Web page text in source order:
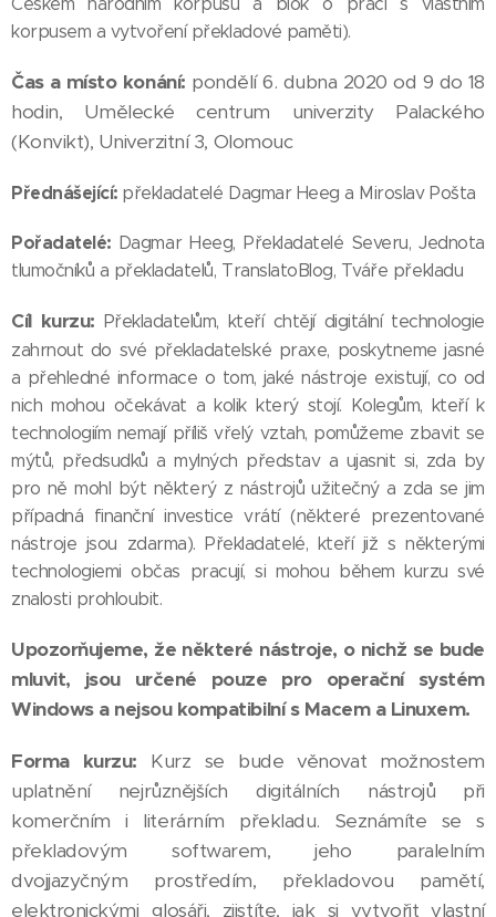
korpusem a vytvoření překladové paměti).
Čas a místo konání: pondělí 6. dubna 2020 od 9 do 18
hodin, Umělecké centrum univerzity Palackého
(Konvikt), Univerzitní 3, Olomouc
Přednášející: překladatelé Dagmar Heeg a Miroslav Pošta
Pořadatelé: Dagmar Heeg, Překladatelé Severu, Jednota
tlumočníků a překladatelů, TranslatoBlog, Tváře překladu
Cíl kurzu: Překladatelům, kteří chtějí digitální technologie
zahrnout do své překladatelské praxe, poskytneme jasné
a přehledné informace o tom, jaké nástroje existují, co od
nich mohou očekávat a kolik který stojí. Kolegům, kteří k
technologiím nemají příliš vřelý vztah, pomůžeme zbavit se
mýtů, předsudků a mylných představ a ujasnit si, zda by
pro ně mohl být některý z nástrojů užitečný a zda se jim
případná finanční investice vrátí (některé prezentované
nástroje jsou zdarma). Překladatelé, kteří již s některými
technologiemi občas pracují, si mohou během kurzu své
znalosti prohloubit.
Upozorňujeme, že některé nástroje, o nichž se bude
mluvit, jsou určené pouze pro operační systém
Windows a nejsou kompatibilní s Macem a Linuxem.
Forma kurzu: Kurz se bude věnovat možnostem
uplatnění nejrůznějších digitálních nástrojů při
komerčním i literárním překladu. Seznámíte se s
překladovým softwarem, jeho paralelním
dvojjazyčným prostředím, překladovou pamětí,
elektronickými glosáři, zjistíte, jak si vytvořit vlastní